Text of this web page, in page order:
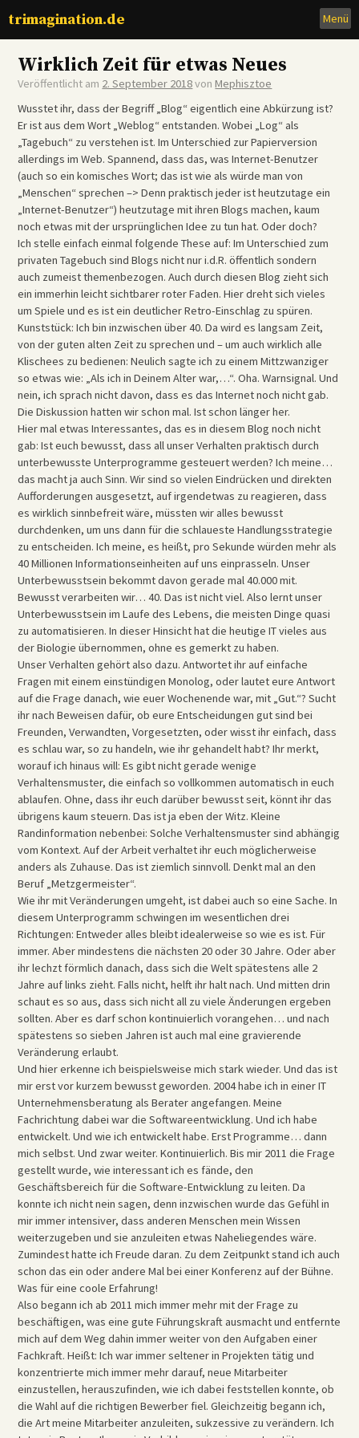
Inhalt
trimagination.de Menü
Wirklich Zeit für etwas Neues
Veröffentlicht am 2. September 2018vonMephisztoe
Wusstet ihr, dass der Begriff „Blog“ eigentlich eine Abkürzung ist?
Er ist aus dem Wort „Weblog“ entstanden. Wobei „Log“ als
„Tagebuch“ zu verstehen ist. Im Unterschied zur Papierversion
allerdings im Web. Spannend, dass das, was Internet-Benutzer
(auch so ein komisches Wort; das ist wie als würde man von
„Menschen“ sprechen –> Denn praktisch jeder ist heutzutage ein
„Internet-Benutzer“) heutzutage mit ihren Blogs machen, kaum
noch etwas mit der ursprünglichen Idee zu tun hat. Oder doch?
Ich stelle einfach einmal folgende These auf: Im Unterschied zum
privaten Tagebuch sind Blogs nicht nur i.d.R. öffentlich sondern
auch zumeist themenbezogen. Auch durch diesen Blog zieht sich
ein immerhin leicht sichtbarer roter Faden. Hier dreht sich vieles
um Spiele und es ist ein deutlicher Retro-Einschlag zu spüren.
Kunststück: Ich bin inzwischen über 40. Da wird es langsam Zeit,
von der guten alten Zeit zu sprechen und – um auch wirklich alle
Klischees zu bedienen: Neulich sagte ich zu einem Mittzwanziger
so etwas wie: „Als ich in Deinem Alter war,…“. Oha. Warnsignal. Und
nein, ich sprach nicht davon, dass es das Internet noch nicht gab.
Die Diskussion hatten wir schon mal. Ist schon länger her.
Hier mal etwas Interessantes, das es in diesem Blog noch nicht
gab: Ist euch bewusst, dass all unser Verhalten praktisch durch
unterbewusste Unterprogramme gesteuert werden? Ich meine…
das macht ja auch Sinn. Wir sind so vielen Eindrücken und direkten
Aufforderungen ausgesetzt, auf irgendetwas zu reagieren, dass
es wirklich sinnbefreit wäre, müssten wir alles bewusst
durchdenken, um uns dann für die schlaueste Handlungsstrategie
zu entscheiden. Ich meine, es heißt, pro Sekunde würden mehr als
40 Millionen Informationseinheiten auf uns einprasseln. Unser
Unterbewusstsein bekommt davon gerade mal 40.000 mit.
Bewusst verarbeiten wir… 40. Das ist nicht viel. Also lernt unser
Unterbewusstsein im Laufe des Lebens, die meisten Dinge quasi
zu automatisieren. In dieser Hinsicht hat die heutige IT vieles aus
der Biologie übernommen, ohne es gemerkt zu haben.
Unser Verhalten gehört also dazu. Antwortet ihr auf einfache
Fragen mit einem einstündigen Monolog, oder lautet eure Antwort
auf die Frage danach, wie euer Wochenende war, mit „Gut.“? Sucht
ihr nach Beweisen dafür, ob eure Entscheidungen gut sind bei
Freunden, Verwandten, Vorgesetzten, oder wisst ihr einfach, dass
es schlau war, so zu handeln, wie ihr gehandelt habt? Ihr merkt,
worauf ich hinaus will: Es gibt nicht gerade wenige
Verhaltensmuster, die einfach so vollkommen automatisch in euch
ablaufen. Ohne, dass ihr euch darüber bewusst seit, könnt ihr das
übrigens kaum steuern. Das ist ja eben der Witz. Kleine
Randinformation nebenbei: Solche Verhaltensmuster sind abhängig
vom Kontext. Auf der Arbeit verhaltet ihr euch möglicherweise
anders als Zuhause. Das ist ziemlich sinnvoll. Denkt mal an den
Beruf „Metzgermeister“.
Wie ihr mit Veränderungen umgeht, ist dabei auch so eine Sache. In
diesem Unterprogramm schwingen im wesentlichen drei
Richtungen: Entweder alles bleibt idealerweise so wie es ist. Für
immer. Aber mindestens die nächsten 20 oder 30 Jahre. Oder aber
ihr lechzt förmlich danach, dass sich die Welt spätestens alle 2
Jahre auf links zieht. Falls nicht, helft ihr halt nach. Und mitten drin
schaut es so aus, dass sich nicht all zu viele Änderungen ergeben
sollten. Aber es darf schon kontinuierlich vorangehen… und nach
spätestens so sieben Jahren ist auch mal eine gravierende
Veränderung erlaubt.
Und hier erkenne ich beispielsweise mich stark wieder. Und das ist
mir erst vor kurzem bewusst geworden. 2004 habe ich in einer IT
Unternehmensberatung als Berater angefangen. Meine
Fachrichtung dabei war die Softwareentwicklung. Und ich habe
entwickelt. Und wie ich entwickelt habe. Erst Programme… dann
mich selbst. Und zwar weiter. Kontinuierlich. Bis mir 2011 die Frage
gestellt wurde, wie interessant ich es fände, den
Geschäftsbereich für die Software-Entwicklung zu leiten. Da
konnte ich nicht nein sagen, denn inzwischen wurde das Gefühl in
mir immer intensiver, dass anderen Menschen mein Wissen
weiterzugeben und sie anzuleiten etwas Naheliegendes wäre.
Zumindest hatte ich Freude daran. Zu dem Zeitpunkt stand ich auch
schon das ein oder andere Mal bei einer Konferenz auf der Bühne.
Was für eine coole Erfahrung!
Also begann ich ab 2011 mich immer mehr mit der Frage zu
beschäftigen, was eine gute Führungskraft ausmacht und entfernte
mich auf dem Weg dahin immer weiter von den Aufgaben einer
Fachkraft. Heißt: Ich war immer seltener in Projekten tätig und
konzentrierte mich immer mehr darauf, neue Mitarbeiter
einzustellen, herauszufinden, wie ich dabei feststellen konnte, ob
die Wahl auf die richtigen Bewerber fiel. Gleichzeitig begann ich,
die Art meine Mitarbeiter anzuleiten, sukzessive zu verändern. Ich